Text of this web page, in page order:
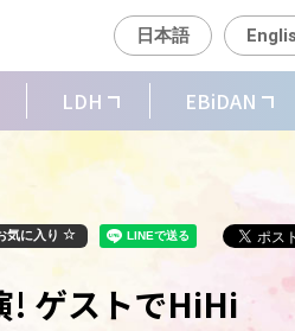
日本語
LDH EBiDAN
気に入り
! ゲストでHiHi